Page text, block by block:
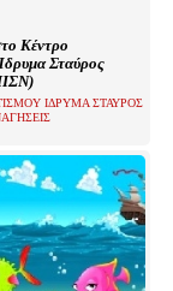
Κέντρο
Σταύρος
ΙΔΡΥΜΑ ΣΤΑΥΡΟΣ